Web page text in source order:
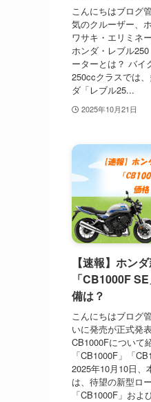
こんにちはブログ
気のクルーザー、
ワサキ・エリミネ
ホンダ・レブル
ーターとは？ バイ
250ccクラスでは
ダ「レブル25...
2025年10月21日
【速報】ホン
「CB1000F
備は？
こんにちはブログ
いに発売が正式発
CB1000Fについて
「CB1000F」「
2025年10月10日、
は、待望の新型ロ
「CB1000F」およ